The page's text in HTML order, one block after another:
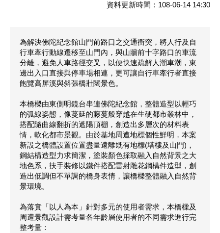
資料更新時間：108-06-14 14:30
為解決佛陀紀念館山門前路口之交通衝突，將人行及自
行車牽行動線遷移至山門內，與山牆前十字路口的車流
分離，避免人車路徑交叉，以便快速疏解人潮車潮，東
邊出入口直接與停車場相連，更可讓自行車牽行者直接
飽覽高屏溪與斜張橋壯闊景色。
本橋樑由東側明鏡台串連佛陀紀念館，整體造型以輕巧
的弧線姿態，像蔓延的藤蔓般穿越在生硬都市叢林中，
搭配隨曲線翻折的遮陽頂棚，創造出多層次的材料表
情，軟化都市景觀。由於基地周遭地標個性鮮明，本案
新設之橋體設置位置盡量遠離既有地標(塔樓及山門)，
鋼結構造型力求簡潔，塗裝顏色採取融入自然背景之大
地色系，扶手裝修以鐵件搭配雷射雕花鋼構件造型，創
造出低調但不單調的橋身表情，讓橋樑整體融入自然背
景環境。
為落實「以人為本」針對多元的使用者需求，本橋樑及
周遭景觀設計需考量各年齡層使用者的不同需求進行完
整考量：